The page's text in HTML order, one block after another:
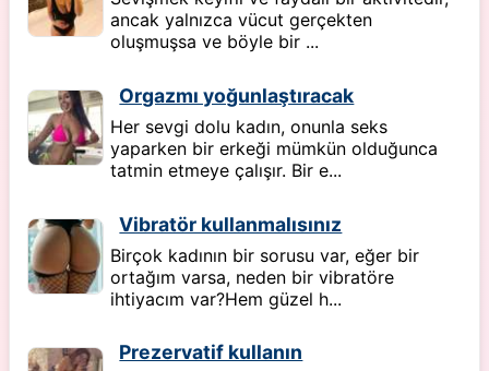
ancak yalnızca vücut gerçekten
oluşmuşsa ve böyle bir ...
Orgazmı yoğunlaştıracak
Her sevgi dolu kadın, onunla seks
yaparken bir erkeği mümkün olduğunca
tatmin etmeye çalışır. Bir e...
Vibratör kullanmalısınız
Birçok kadının bir sorusu var, eğer bir
ortağım varsa, neden bir vibratöre
ihtiyacım var?Hem güzel h...
Prezervatif kullanın